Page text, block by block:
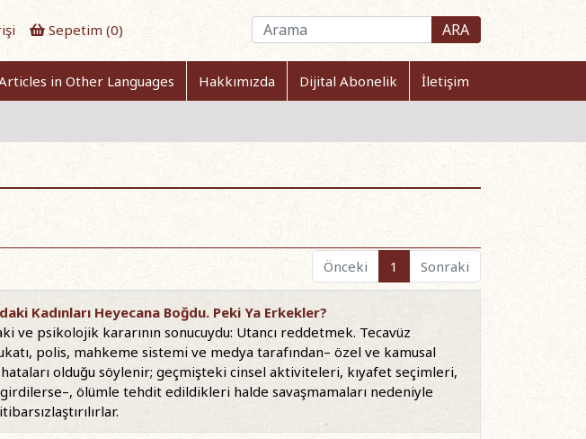
Sepetim (0) ARA
in Other Languages Hakkımızda Dijital Abonelik İletişim
Önceki
1 Sonraki
Kadınları Heyecana Boğdu. Peki Ya Erkekler?
ve psikolojik kararının sonucuydu: Utancı reddetmek. Tecavüz
polis, mahkeme sistemi ve medya tarafından– özel ve kamusal
olduğu söylenir; geçmişteki cinsel aktiviteleri, kıyafet seçimleri,
ölümle tehdit edildikleri halde savaşmamaları nedeniyle